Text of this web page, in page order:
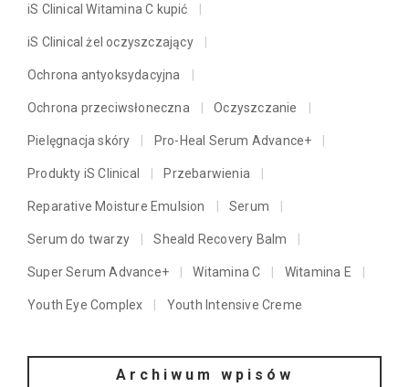
iS Clinical Witamina C kupić
iS Clinical żel oczyszczający
Ochrona antyoksydacyjna
Ochrona przeciwsłoneczna Oczyszczanie
Pielęgnacja skóry Pro-Heal Serum Advance+
Produkty iS Clinical Przebarwienia
Reparative Moisture Emulsion Serum
Serum do twarzy Sheald Recovery Balm
Super Serum Advance+ Witamina C Witamina E
Youth Eye Complex Youth Intensive Creme
Archiwum wpisów